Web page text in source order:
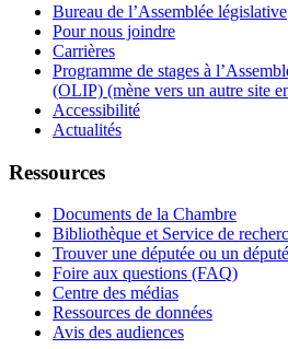
Bureau de l’Assemblée législative
Pour nous joindre
Carrières
Programme de stages à
(OLIP) (mène vers un autre site
Accessibilité
Actualités
Ressources
Documents de la Chambre
Bibliothèque et Service de
Trouver une députée ou un député
Foire aux questions (FAQ)
Centre des médias
Ressources de données
Avis des audiences